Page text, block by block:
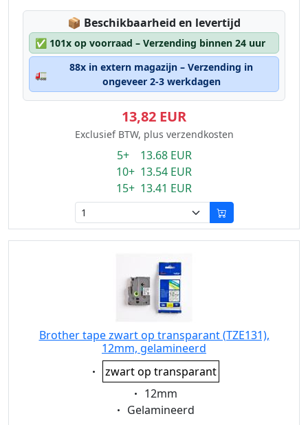
📦 Lagerstatus:
Beschikbaarheid en levertijd
✅ 101x op voorraad – Verzending binnen 24 uur
🚛
88x in extern magazijn – Verzending in
ongeveer 2-3 werkdagen
13,82 EUR
Exclusief BTW, plus verzendkosten
5+ 13.68 EUR
10+ 13.54 EUR
15+ 13.41 EUR
Brother tape zwart op transparant (TZE131),
12mm, gelamineerd
Eigenschaft:
zwart op transparant
Eigenschaft:
12mm
Eigenschaft:
Gelamineerd